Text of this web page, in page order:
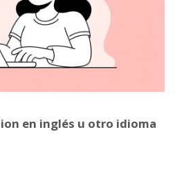
en inglés u otro idioma